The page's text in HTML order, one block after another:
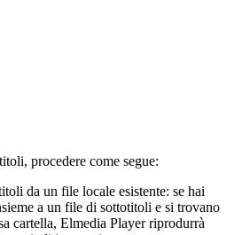
procedere come segue:
da un file locale esistente: se hai
a un file di sottotitoli e si trovano
cartella, Elmedia Player riprodurrà